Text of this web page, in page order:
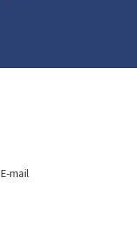
E-mail